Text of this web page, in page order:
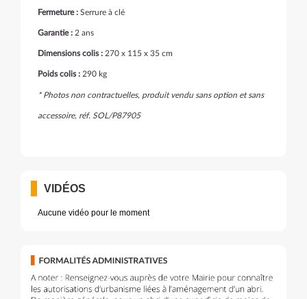
Fermeture : Serrure à clé
Garantie : 2 ans
Dimensions colis : 270 x 115 x 35 cm
Poids colis : 290 kg
* Photos non contractuelles, produit vendu sans option et sans
accessoire, réf. SOL/P87905
VIDÉOS
Aucune vidéo pour le moment